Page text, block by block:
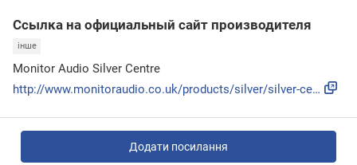
Ссылка на официальный сайт производителя
інше
Monitor Audio Silver Centre
http://www.monitoraudio.co.uk/products/silver/silver-centre...
Додати посилання